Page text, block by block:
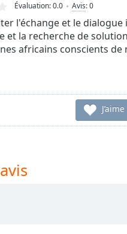
Évaluation:0.0 Avis:0
l'échange et le
la recherche de
africains conscients
J’aime